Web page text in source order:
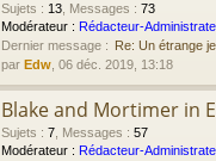
Sujets : 13 Messages : 73
Modérateur : Rédacteur-
Dernier message : Re: Un étrange
par Edw , 06 déc. 2019, 13:18
Blake and Mortimer in
Sujets : 7 Messages : 57
Modérateur : Rédacteur-